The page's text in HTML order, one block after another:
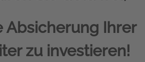
Absicherung Ihrer
zu investieren!